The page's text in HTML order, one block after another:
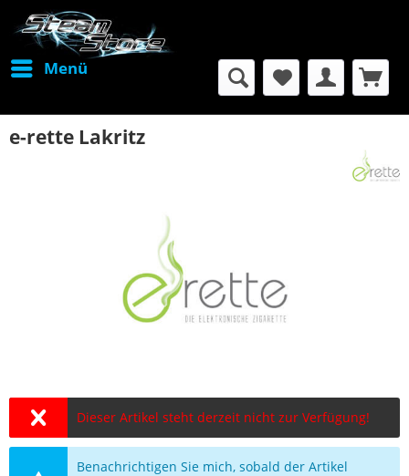
Menü
e-rette Lakritz
Dieser Artikel steht derzeit nicht zur Verfügung!
Benachrichtigen Sie mich, sobald der Artikel